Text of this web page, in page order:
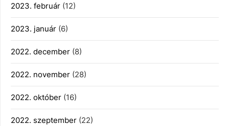
2023. február (12)
2023. január (6)
2022. december (8)
2022. november (28)
2022. október (16)
2022. szeptember (22)